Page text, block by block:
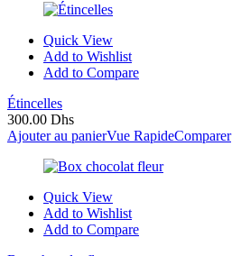
Quick View
Add to Wishlist
Add to Compare
Étincelles
300.00 Dhs
Ajouter au panierVue RapideComparer
Quick View
Add to Wishlist
Add to Compare